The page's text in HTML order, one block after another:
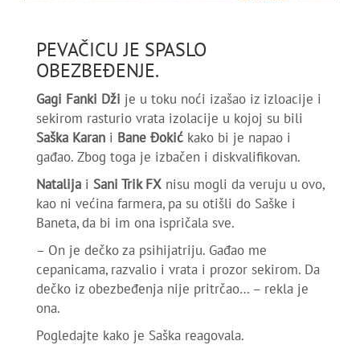
PEVAČICU JE SPASLO
OBEZBEĐENJE.
Gagi Fanki Dži je u toku noći izašao iz izloacije i
sekirom rasturio vrata izolacije u kojoj su bili
Saška Karan i Bane Đokić kako bi je napao i
gađao. Zbog toga je izbačen i diskvalifikovan.
Natalija i Sani Trik FX nisu mogli da veruju u ovo,
kao ni većina farmera, pa su otišli do Saške i
Baneta, da bi im ona ispričala sve.
– On je dečko za psihijatriju. Gađao me
cepanicama, razvalio i vrata i prozor sekirom. Da
dečko iz obezbeđenja nije pritrčao… – rekla je
ona.
Pogledajte kako je Saška reagovala.